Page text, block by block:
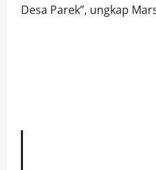
Desa Parek”, ungkap